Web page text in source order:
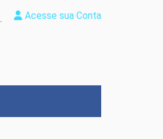
Acesse sua Conta